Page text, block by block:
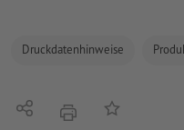
Druckdatenhinweise
Teilen DruckenAuf die